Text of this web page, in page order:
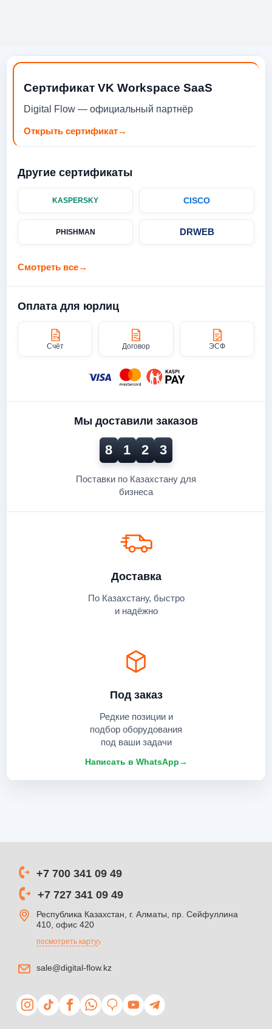
Сертификат VK Workspace SaaS
Digital Flow — официальный партнёр
Открыть сертификат→
Другие сертификаты
KASPERSKY CISCO
PHISHMAN DRWEB
Смотреть все→
Оплата для юрлиц
Счёт Договор ЭСФ
Мы доставили заказов
8 1 2 3
Поставки по Казахстану для
бизнеса
Под заказ
Редкие позиции и
подбор оборудования
под ваши задачи
Написать в WhatsApp→
Доставка
По Казахстану, быстро
и надёжно
+7 700 341 09 49
+7 727 341 09 49
Республика Казахстан, г. Алматы, пр. Сейфуллина
410, офис 420
посмотреть карту
sale@digital-flow.kz